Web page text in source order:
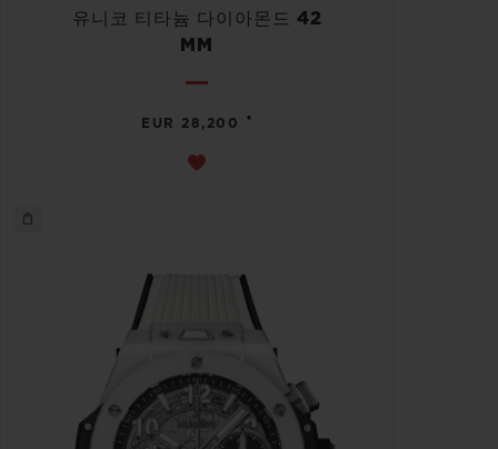
유니코 티타늄 다이아몬드 42
MM
EUR 28,200 •